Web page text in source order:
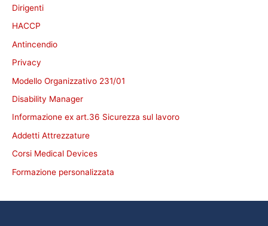
Dirigenti
HACCP
Antincendio
Privacy
Modello Organizzativo 231/01
Disability Manager
Informazione ex art.36 Sicurezza sul lavoro
Addetti Attrezzature
Corsi Medical Devices
Formazione personalizzata